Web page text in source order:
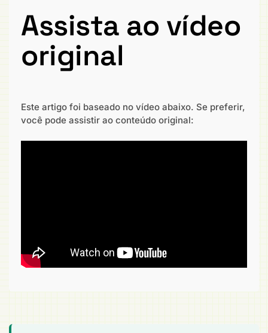
Assista ao vídeo
original
Este artigo foi baseado no vídeo abaixo. Se preferir,
você pode assistir ao conteúdo original: